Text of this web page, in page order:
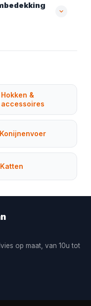
Hokken &
accessoires
Konijnenvoer
Katten
op maat, van 10u tot